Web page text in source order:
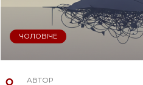
ЧОЛОВІЧЕ
АВТОР